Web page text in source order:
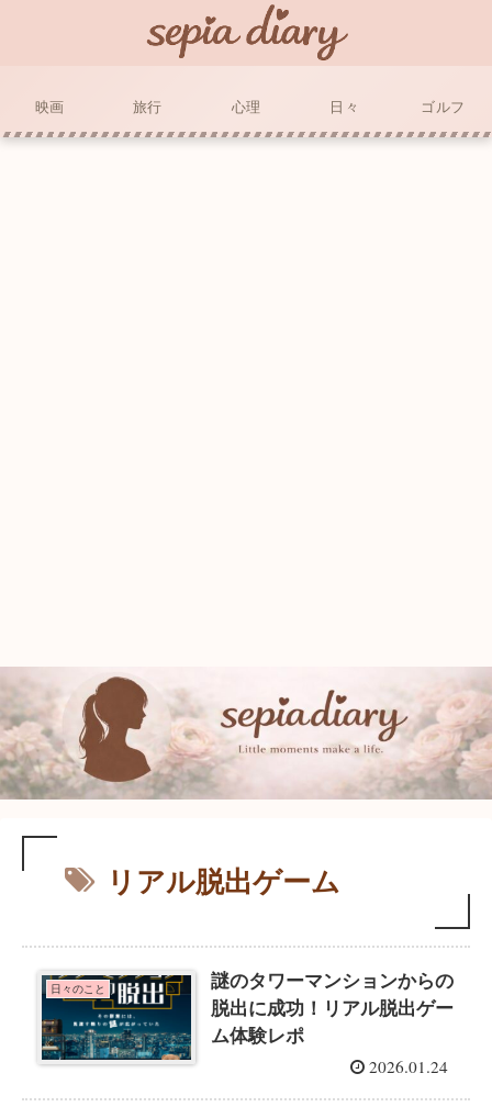
映画 旅行 心理 日々 ゴルフ
リアル脱出ゲーム
日々のこと
謎のタワーマンションからの
脱出に成功！リアル脱出ゲー
ム体験レポ
2026.01.24